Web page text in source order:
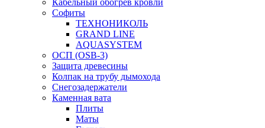
Кабельный обогрев кровли
Софиты
ТЕХНОНИКОЛЬ
GRAND LINE
AQUASYSTEM
ОСП (OSB-3)
Защита древесины
Колпак на трубу дымохода
Снегозадержатели
Каменная вата
Плиты
Маты